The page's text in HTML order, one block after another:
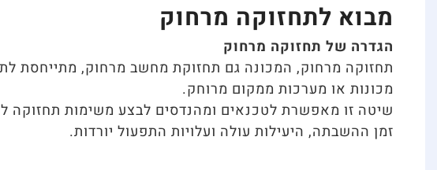
מבוא לתחזוקה מרחוק
הגדרה של תחזוקה מרחוק
תחזוקה מרחוק, המכונה גם תחזוקת מחשב מרחוק, מתייחסת
מכונות או מערכות ממקום מרוחק.
שיטה זו מאפשרת לטכנאים ומהנדסים לבצע משימות תחזוקה
זמן ההשבתה, היעילות עולה ועלויות התפעול יורדות.